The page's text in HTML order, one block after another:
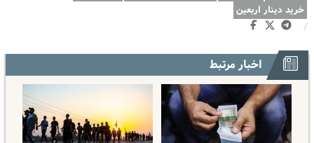
خرید دینار اربعین
/
اخبار مرتبط